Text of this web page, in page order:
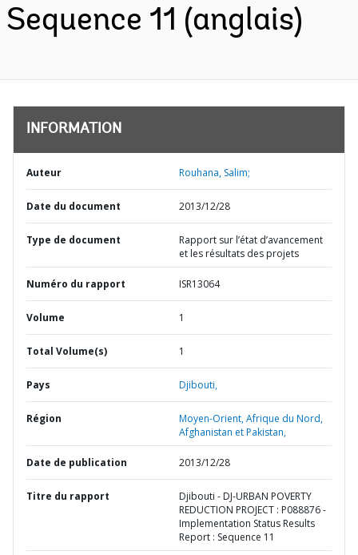
Sequence 11 (anglais)
INFORMATION
Auteur Rouhana, Salim;
Date du document 2013/12/28
Type de document
Rapport sur l’état d’avancement
et les résultats des projets
Numéro du rapport ISR13064
Volume 1
Total Volume(s) 1
Pays Djibouti,
Région
Moyen-Orient, Afrique du Nord,
Afghanistan et Pakistan,
Date de publication 2013/12/28
Titre du rapport
Djibouti - DJ-URBAN POVERTY
REDUCTION PROJECT : P088876 -
Implementation Status Results
Report : Sequence 11